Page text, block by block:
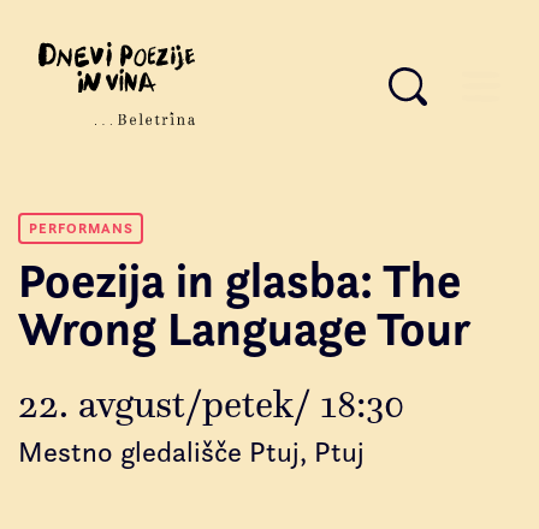
PERFORMANS
Poezija in glasba: The
Wrong Language Tour
22. avgust/petek/ 18:30
Mestno gledališče Ptuj, Ptuj